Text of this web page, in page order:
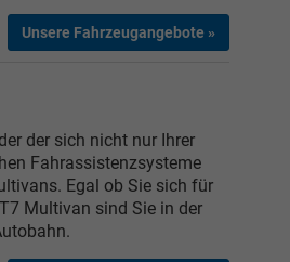
Unsere Fahrzeugangebote »
der sich nicht nur Ihrer
Fahrassistenzsysteme
Egal ob Sie sich für
Multivan sind Sie in der